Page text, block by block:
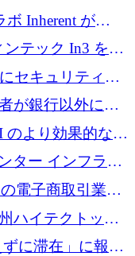
場の 1 つをどの
Inherent が
ルスから浮上
ンテック In3 を買
ジットを提供
セキュリティと
3,000 万ドルを
が銀行以外にも
の資金調達額は
のより効果的な使
ンドを確保
ター インフラス
5,000 万ドルを
電子商取引業務
るために 200
ハイテクトップ
に滞在」に報酬